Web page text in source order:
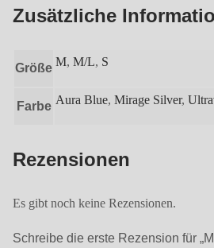
Zusätzliche
Größe M, M/L, S
Farbe Aura Blue, Mirage Silver,
Rezensionen
Es gibt noch keine Rezensionen.
Schreibe die erste Rezension für